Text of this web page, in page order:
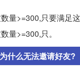
量>=300,只要满足
量>=300,只。
什么无法邀请好友?